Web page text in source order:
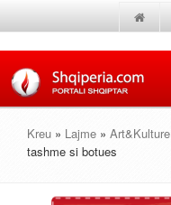
Kreu » Lajme » Art&Kulture
tashme si botues